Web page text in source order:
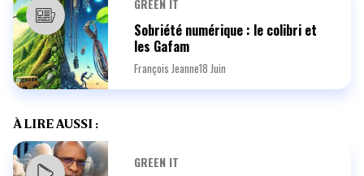
GREEN IT
Sobriété numérique : le colibri et
les Gafam
François Jeanne18 Juin
À LIRE AUSSI :
GREEN IT